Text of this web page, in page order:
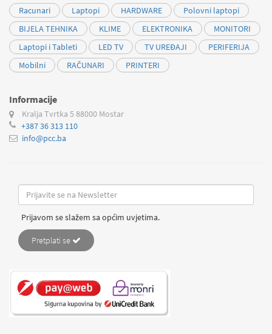
Racunari Laptopi HARDWARE
Polovni laptopi
BIJELA TEHNIKA
KLIME ELEKTRONIKA
MONITORI
Laptopi i Tableti
LED TV TV UREĐAJI
PERIFERIJA
Mobilni
RAČUNARI PRINTERI
Informacije
Kralja Tvrtka 5 88000 Mostar
+387 36 313 110
info@pcc.ba
Prijavom se slažem sa općim uvjetima.
Pretplati se